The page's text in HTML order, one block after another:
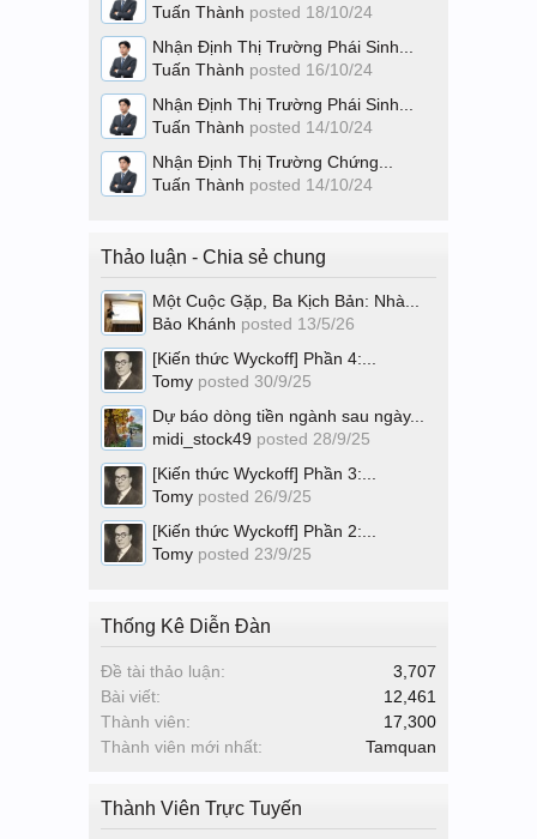
Tuấn Thành posted 18/10/24
Nhận Định Thị Trường Phái Sinh...
Tuấn Thành posted 16/10/24
Nhận Định Thị Trường Phái Sinh...
Tuấn Thành posted 14/10/24
Nhận Định Thị Trường Chứng...
Tuấn Thành posted 14/10/24
Thảo luận - Chia sẻ chung
Một Cuộc Gặp, Ba Kịch Bản: Nhà...
Bảo Khánh posted 13/5/26
[Kiến thức Wyckoff] Phần 4:...
Tomy posted 30/9/25
Dự báo dòng tiền ngành sau ngày...
midi_stock49 posted 28/9/25
[Kiến thức Wyckoff] Phần 3:...
Tomy posted 26/9/25
[Kiến thức Wyckoff] Phần 2:...
Tomy posted 23/9/25
Thống Kê Diễn Đàn
Đề tài thảo luận:
3,707
Bài viết:
12,461
Thành viên:
17,300
Thành viên mới nhất:
Tamquan
Thành Viên Trực Tuyến